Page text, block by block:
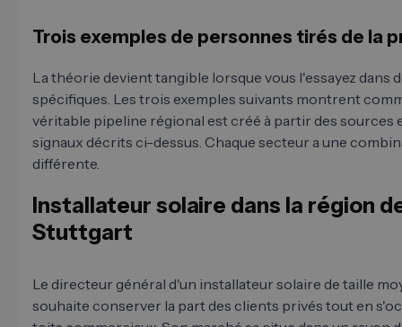
Trois exemples de personnes tirés de la
La théorie devient tangible lorsque vous l'essayez dans
spécifiques. Les trois exemples suivants montrent
véritable pipeline régional est créé à partir des sources
signaux décrits ci-dessus. Chaque secteur a une
différente.
Installateur solaire dans la région
Stuttgart
Le directeur général d'un installateur solaire de taille
souhaite conserver la part des clients privés tout en